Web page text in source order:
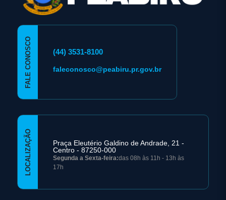
FALE CONOSCO (44) 3531-8100
faleconosco@peabiru.pr.gov.br
LOCALIZAÇÃO
Praça Eleutério Galdino de Andrade, 21 -
Centro - 87250-000
Segunda a Sexta-feira:das 08h às 11h - 13h às
17h